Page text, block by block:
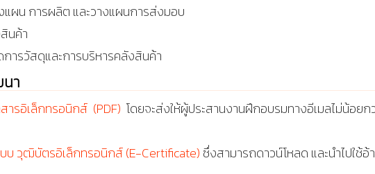
ผน การผลิต และวางแผนการส่งมอบ
นค้า
รวัสดุและการบริหารคลังสินค้า
า
ารอิเล็กทรอนิกส์ (PDF) โดยจะส่งให้ผู้ประสานงานฝึกอบรมทางอีเมลไม่น้อย
บ วุฒิบัตรอิเล็กทรอนิกส์ (E-Certificate) ซึ่งสามารถดาวน์โหลด และนำไปใช้อ้